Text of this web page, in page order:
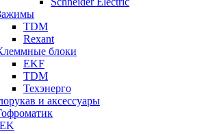
TDM
Rexant
блоки
EKF
TDM
Техэнерго
и аксессуары